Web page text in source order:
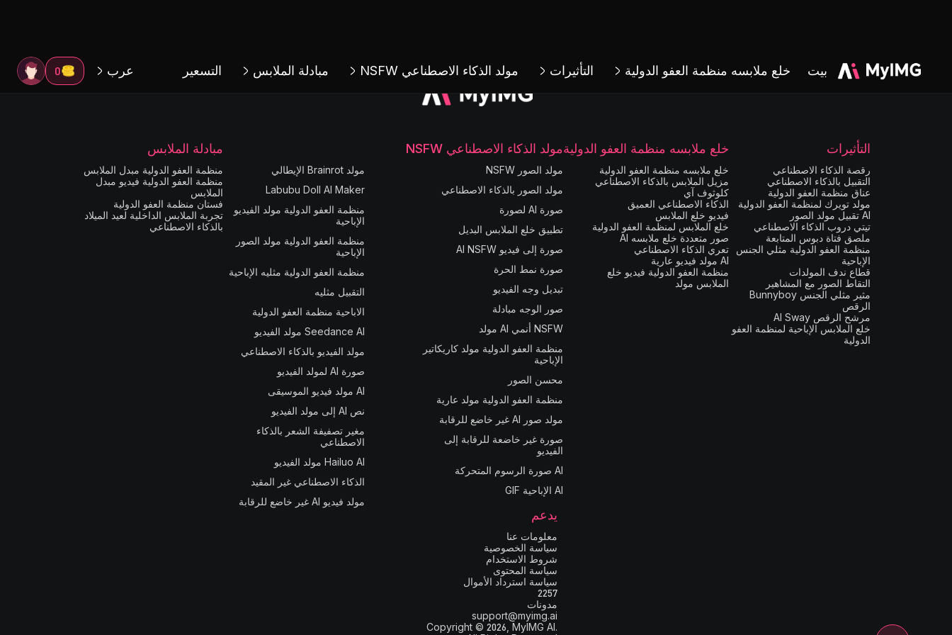
بيت خلع ملابسه منظمة العفو الدولية التأثيرات مولد الذكاء الاصطناعي NSFW مبادلة الملابس التسعير عرب 0
التأثيرات
رقصة الذكاء الاصطناعي
التقبيل بالذكاء الاصطناعي
عناق منظمة العفو الدولية
مولد تويرك لمنظمة العفو الدولية
AI تقبيل مولد الصور
تيتي دروب الذكاء الاصطناعي
ملصق فتاة دبوس المتابعة
منظمة العفو الدولية مثلي الجنس
الإباحية
قطاع ندف المولدات
التقاط الصور مع المشاهير
مثير مثلي الجنس Bunnyboy
الرقص
مرشح الرقص AI Sway
خلع الملابس الإباحية لمنظمة العفو
الدولية
خلع ملابسه منظمة العفو الدولية
خلع ملابسه منظمة العفو الدولية
مزيل الملابس بالذكاء الاصطناعي
كلوثوف آي
الذكاء الاصطناعي العميق
فيديو خلع الملابس
خلع الملابس لمنظمة العفو الدولية
صور متعددة خلع ملابسه AI
تعري الذكاء الاصطناعي
AI مولد فيديو عارية
منظمة العفو الدولية فيديو خلع
الملابس مولد
مولد الذكاء الاصطناعي NSFW
مولد الصور NSFW
مولد الصور بالذكاء الاصطناعي
صورة AI لصورة
تطبيق خلع الملابس البديل
صورة إلى فيديو AI NSFW
صورة نمط الحرة
تبديل وجه الفيديو
صور الوجه مبادلة
NSFW أنمي AI مولد
منظمة العفو الدولية مولد كاريكاتير
الإباحية
محسن الصور
منظمة العفو الدولية مولد عارية
مولد صور AI غير خاضع للرقابة
صورة غير خاضعة للرقابة إلى
الفيديو
AI صورة الرسوم المتحركة
AI الإباحية GIF
مولد Brainrot الإيطالي
Labubu Doll AI Maker
منظمة العفو الدولية مولد الفيديو
الإباحية
منظمة العفو الدولية مولد الصور
الإباحية
منظمة العفو الدولية مثليه الإباحية
التقبيل مثليه
الاباحية منظمة العفو الدولية
Seedance AI مولد الفيديو
مولد الفيديو بالذكاء الاصطناعي
صورة AI لمولد الفيديو
AI مولد فيديو الموسيقى
نص AI إلى مولد الفيديو
مغير تصفيفة الشعر بالذكاء
الاصطناعي
Hailuo AI مولد الفيديو
الذكاء الاصطناعي غير المقيد
مولد فيديو AI غير خاضع للرقابة
مبادلة الملابس
منظمة العفو الدولية مبدل الملابس
منظمة العفو الدولية فيديو مبدل
الملابس
فستان منظمة العفو الدولية
تجربة الملابس الداخلية لعيد الميلاد
بالذكاء الاصطناعي
يدعم
معلومات عنا
سياسة الخصوصية
شروط الاستخدام
سياسة المحتوى
سياسة استرداد الأموال
2257
مدونات
support@myimg.ai
Copyright © 2026, MyIMG AI.